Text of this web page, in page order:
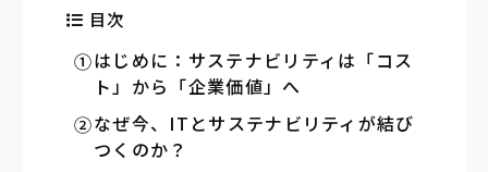
目次
はじめに：サステナビリティは「コス
ト」から「企業価値」へ
なぜ今、ITとサステナビリティが結び
つくのか？